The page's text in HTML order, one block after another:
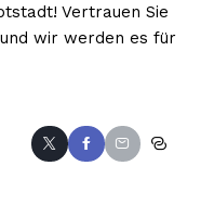
Vertrauen Sie
wir werden es für